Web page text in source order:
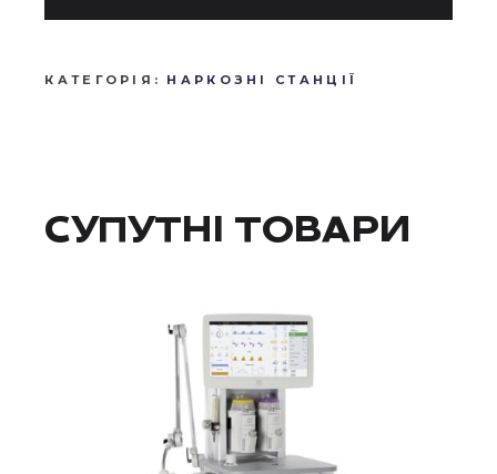
КАТЕГОРІЯ: НАРКОЗНІ СТАНЦІЇ
СУПУТНІ ТОВАРИ